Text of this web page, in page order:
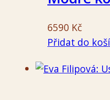
6590 Kč
Přidat do